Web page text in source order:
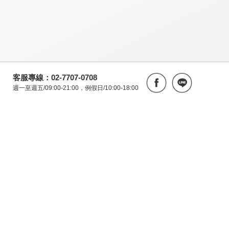
客服專線：02-7707-0708
週一至週五/09:00-21:00，例假日/10:00-18:00